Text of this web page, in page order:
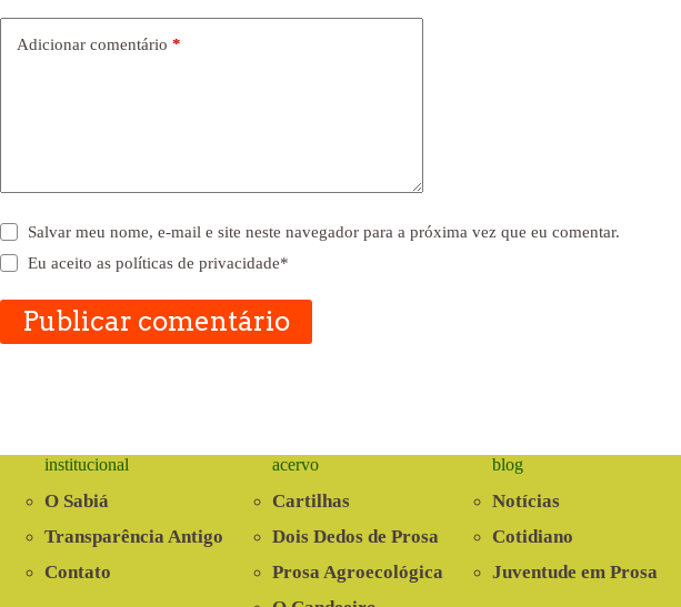
Adicionar comentário *
Salvar meu nome, e-mail e site neste navegador para a próxima vez que eu comentar.
Eu aceito aspolíticas de privacidade*
Publicar comentário
institucional
O Sabiá
Transparência Antigo
Contato
acervo
Cartilhas
Dois Dedos de Prosa
Prosa Agroecológica
blog
Notícias
Cotidiano
Juventude em Prosa